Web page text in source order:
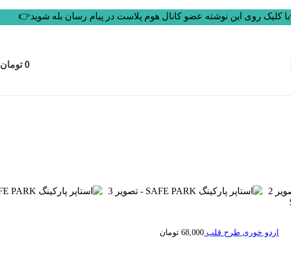
کلیک روی این نوشته عضو کانال هوم پلاست در پیام رسان بله شوید👉
0 تومان
اردو خوری طرح قلب 68,000 تومان